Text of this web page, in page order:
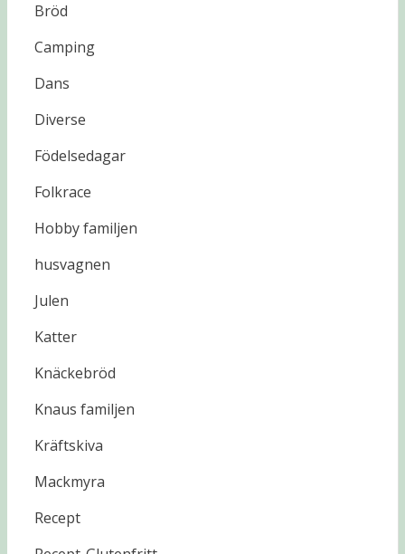
Bröd
Camping
Dans
Diverse
Födelsedagar
Folkrace
Hobby familjen
husvagnen
Julen
Katter
Knäckebröd
Knaus familjen
Kräftskiva
Mackmyra
Recept